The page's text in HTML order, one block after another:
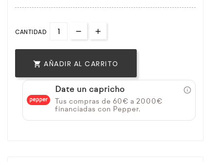
CANTIDAD
 AÑADIR AL CARRITO
Date un capricho
Tus compras de 60€ a 2000€
financiadas con Pepper.